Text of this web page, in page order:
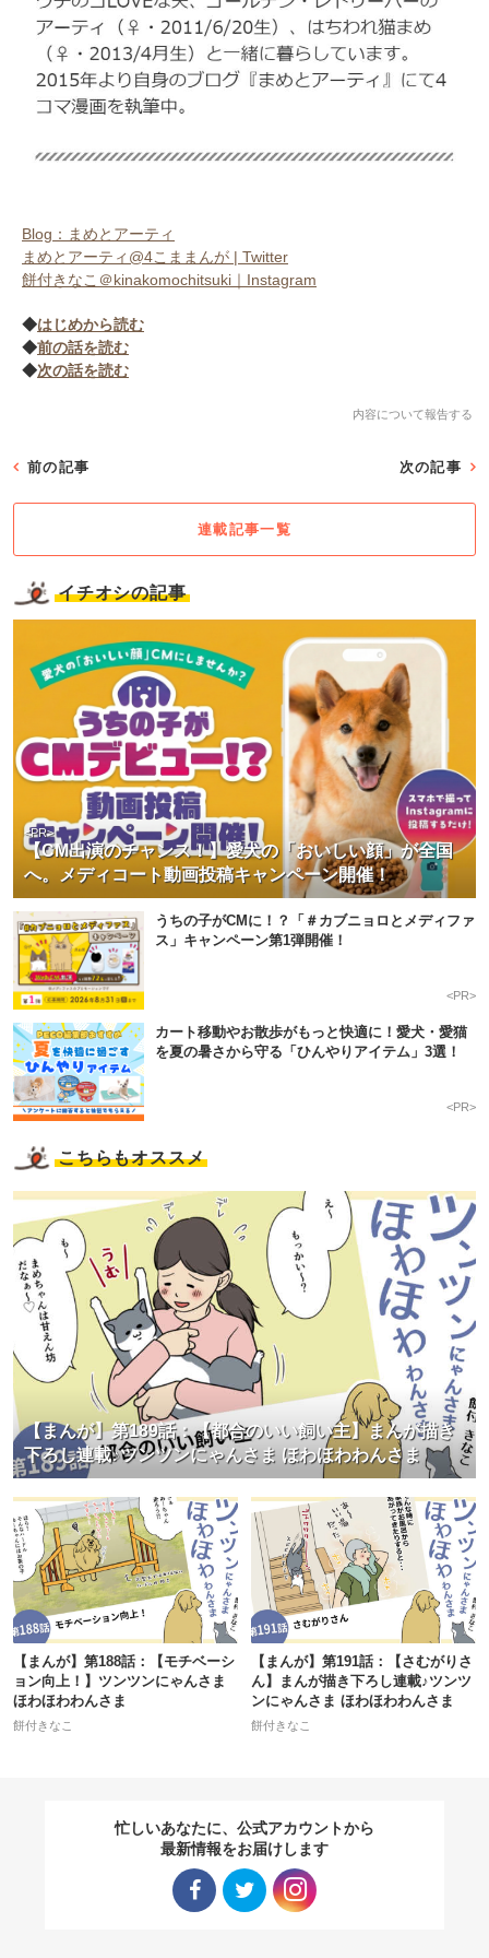
Blog：まめとアーティ
まめとアーティ@4こままんが | Twitter
餅付きなこ＠kinakomochitsuki｜Instagram
◆はじめから読む
◆前の話を読む
◆次の話を読む
内容について報告する
前の記事 次の記事
連載記事一覧
イチオシの記事
【CM出演のチャンス！】愛犬の「おいしい顔」が全国
へ。メディコート動画投稿キャンペーン開催！
<PR>
うちの子がCMに！？「＃カブニョロとメディファ
ス」キャンペーン第1弾開催！
<PR>
カート移動やお散歩がもっと快適に！愛犬・愛猫
を夏の暑さから守る「ひんやりアイテム」3選！
<PR>
こちらもオススメ
【まんが】第189話：【都合のいい飼い主】まんが描き
下ろし連載♪ツンツンにゃんさま ほわほわわんさま
【まんが】第188話：【モチベーシ
ョン向上！】ツンツンにゃんさま
ほわほわわんさま
餅付きなこ
【まんが】第191話：【さむがりさ
ん】まんが描き下ろし連載♪ツンツ
ンにゃんさま ほわほわわんさま
餅付きなこ
忙しいあなたに、公式アカウントから
最新情報をお届けします